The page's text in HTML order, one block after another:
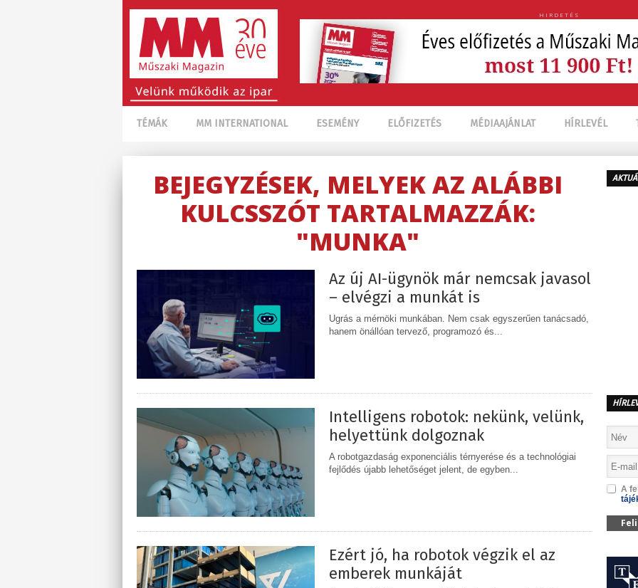
HIRDETÉS
TÉMÁK MM INTERNATIONAL ESEMÉNY ELŐFIZETÉS MÉDIAAJÁNLAT HÍRLEVÉL
BEJEGYZÉSEK, MELYEK AZ ALÁBBI
KULCSSZÓT TARTALMAZZÁK:
"MUNKA"
Az új AI-ügynök már nemcsak javasol
– elvégzi a munkát is
Ugrás a mérnöki munkában. Nem csak egyszerűen tanácsadó,
hanem önállóan tervező, programozó és...
Intelligens robotok: nekünk, velünk,
helyettünk dolgoznak
A robotgazdaság exponenciális térnyerése és a technológiai
fejlődés újabb lehetőséget jelent, de egyben...
Ezért jó, ha robotok végzik el az
emberek munkáját
A